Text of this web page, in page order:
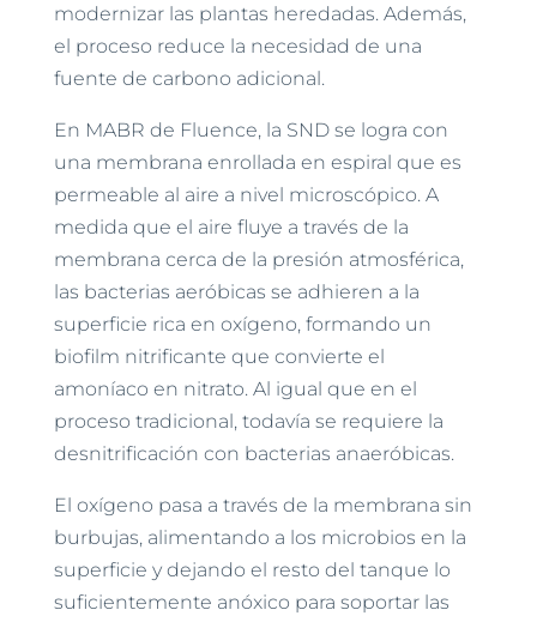
modernizar las plantas heredadas. Además,
el proceso reduce la necesidad de una
fuente de carbono adicional.
En MABR de Fluence, la SND se logra con
una membrana enrollada en espiral que es
permeable al aire a nivel microscópico. A
medida que el aire fluye a través de la
membrana cerca de la presión atmosférica,
las bacterias aeróbicas se adhieren a la
superficie rica en oxígeno, formando un
biofilm nitrificante que convierte el
amoníaco en nitrato. Al igual que en el
proceso tradicional, todavía se requiere la
desnitrificación con bacterias anaeróbicas.
El oxígeno pasa a través de la membrana sin
burbujas, alimentando a los microbios en la
superficie y dejando el resto del tanque lo
suficientemente anóxico para soportar las